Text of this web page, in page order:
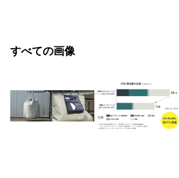
すべての画像